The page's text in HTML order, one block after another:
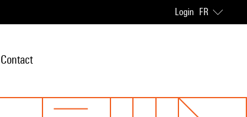
Login FR
Contact